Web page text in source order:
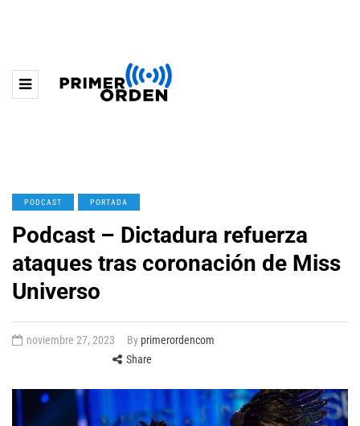
PODCAST PORTADA
Podcast – Dictadura refuerza
ataques tras coronación de Miss
Universo
noviembre 27, 2023 By primerordencom
Share